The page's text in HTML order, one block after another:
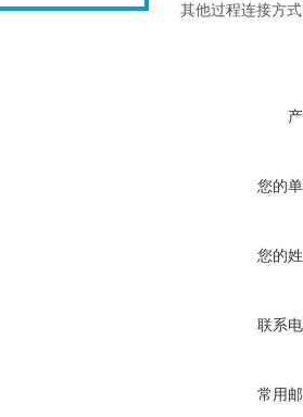
其他过程连接方
您的
您的
联系
常用